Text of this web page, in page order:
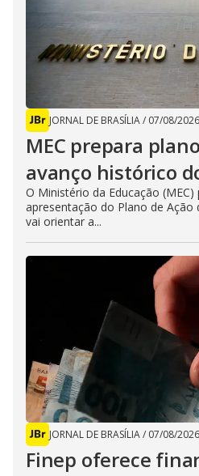
JORNAL DE BRASÍLIA/ 07/08/2026
MEC prepara
avanço histórico
O Ministério da Educação
apresentação do Plano de
vai orientar a...
JORNAL DE BRASÍLIA/ 07/08/2026
Finep oferece